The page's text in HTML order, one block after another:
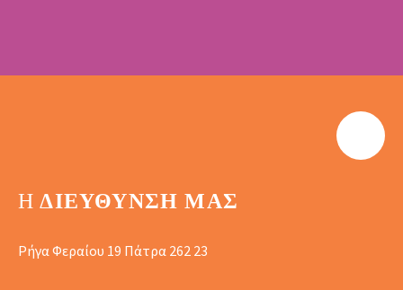
Η ΔΙΕΎΘΥΝΣΗ ΜΑΣ
Ρήγα Φεραίου 19 Πάτρα 262 23